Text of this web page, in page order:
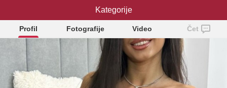
KatelynSparks
Profil Fotografije Video Čet
Kategorije